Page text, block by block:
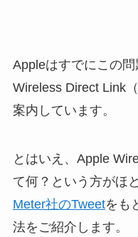
Appleはすでにこの
Wireless Direct Link
案内しています。
とはいえ、Apple
て何？という方がほ
Meter社のTweetをも
法をご紹介します。